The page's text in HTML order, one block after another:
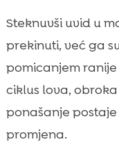
Steknuvši uvid u
prekinuti, već ga
pomicanjem
ciklus lova,
ponašanje
promjena.